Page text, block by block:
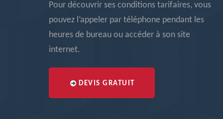
Pour découvrir ses conditions tarifaires, vous
pouvez l’appeler par téléphone pendant les
heures de bureau ou accéder à son site
internet.
DEVIS GRATUIT